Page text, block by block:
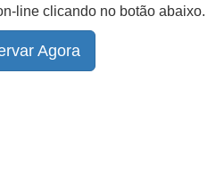
line clicando no botão abaixo.
Agora